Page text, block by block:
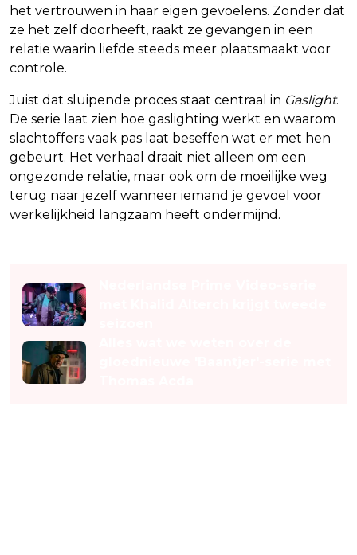
het vertrouwen in haar eigen gevoelens. Zonder dat
ze het zelf doorheeft, raakt ze gevangen in een
relatie waarin liefde steeds meer plaatsmaakt voor
controle.
Juist dat sluipende proces staat centraal in Gaslight.
De serie laat zien hoe gaslighting werkt en waarom
slachtoffers vaak pas laat beseffen wat er met hen
gebeurt. Het verhaal draait niet alleen om een
ongezonde relatie, maar ook om de moeilijke weg
terug naar jezelf wanneer iemand je gevoel voor
werkelijkheid langzaam heeft ondermijnd.